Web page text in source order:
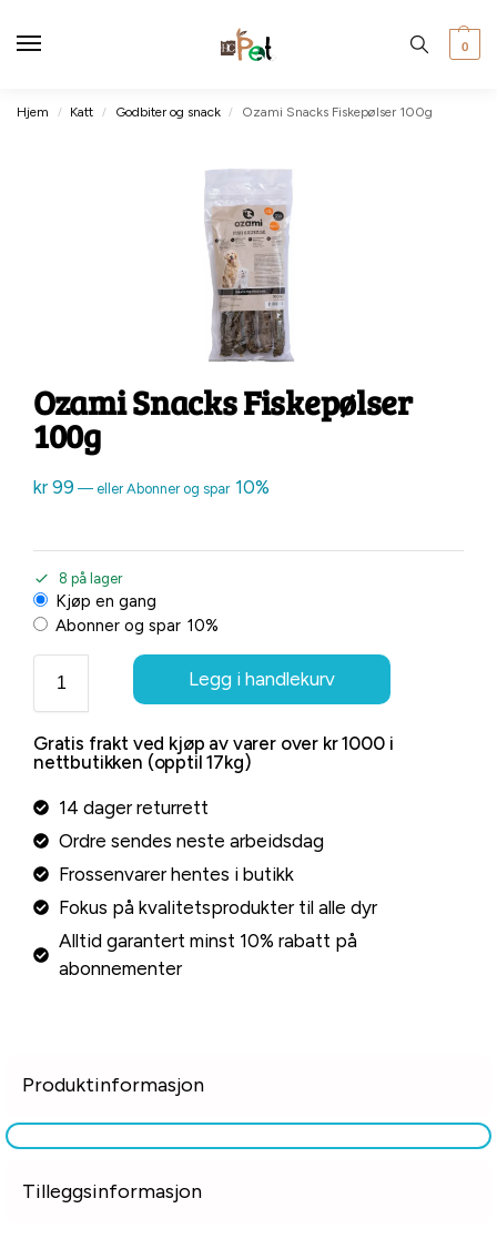
0
Hjem / Katt / Godbiter og snack / Ozami Snacks Fiskepølser 100g
Ozami Snacks Fiskepølser
100g
kr99 — eller Abonner og spar 10%
8 på lager
Kjøp en gang
Abonner og spar 10%
Legg i handlekurv
Gratis frakt ved kjøp av varer over kr 1000 i
nettbutikken (opptil 17kg)
14 dager returrett
Ordre sendes neste arbeidsdag
Frossenvarer hentes i butikk
Fokus på kvalitetsprodukter til alle dyr
Alltid garantert minst 10% rabatt på
abonnementer
Produktinformasjon
Tilleggsinformasjon